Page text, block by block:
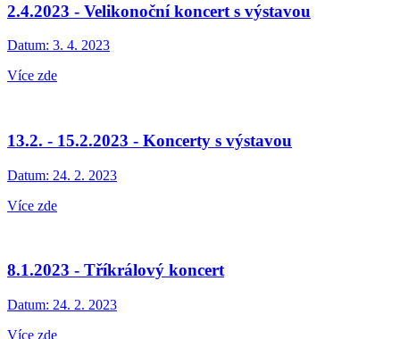
2.4.2023 - Velikonoční koncert s výstavou
Datum: 3. 4. 2023
Více zde
13.2. - 15.2.2023 - Koncerty s výstavou
Datum: 24. 2. 2023
Více zde
8.1.2023 - Tříkrálový koncert
Datum: 24. 2. 2023
Více zde